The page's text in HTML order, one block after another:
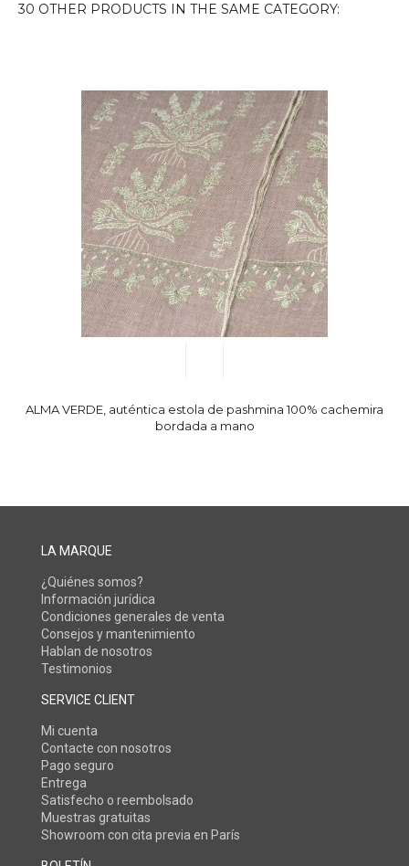
30 OTHER PRODUCTS IN THE SAME CATEGORY:
ALMA VERDE, auténtica estola de pashmina 100% cachemira
bordada a mano
LA MARQUE
¿Quiénes somos?
Información jurídica
Condiciones generales de venta
Consejos y mantenimiento
Hablan de nosotros
Testimonios
SERVICE CLIENT
Mi cuenta
Contacte con nosotros
Pago seguro
Entrega
Satisfecho o reembolsado
Muestras gratuitas
Showroom con cita previa en París